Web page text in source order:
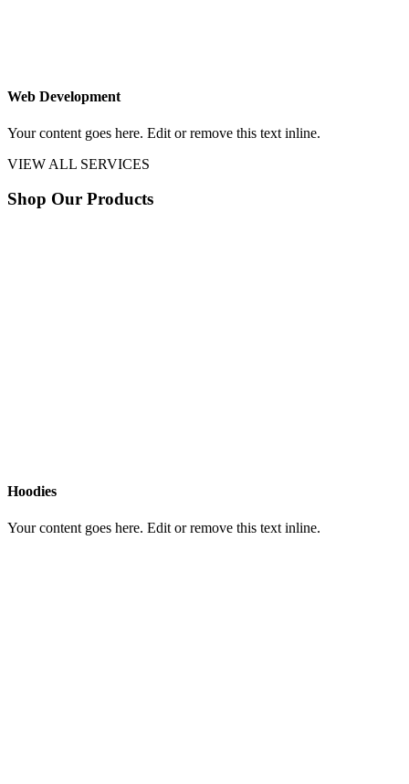
Web Development
Your content goes here. Edit or remove this text inline.
VIEW ALL SERVICES
Shop Our Products
Hoodies
Your content goes here. Edit or remove this text inline.